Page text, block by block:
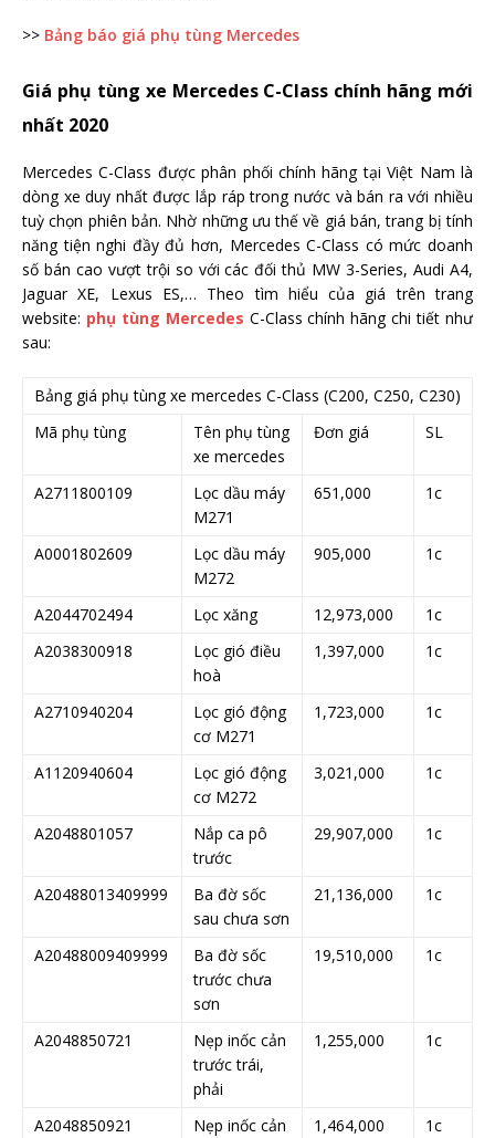
>> Bảng báo giá phụ tùng Mercedes
Giá phụ tùng xe Mercedes C-Class chính hãng mới
nhất 2020
Mercedes C-Class được phân phối chính hãng tại Việt Nam là
dòng xe duy nhất được lắp ráp trong nước và bán ra với nhiều
tuỳ chọn phiên bản. Nhờ những ưu thế về giá bán, trang bị tính
năng tiện nghi đầy đủ hơn, Mercedes C-Class có mức doanh
số bán cao vượt trội so với các đối thủ MW 3-Series, Audi A4,
Jaguar XE, Lexus ES,… Theo tìm hiểu của giá trên trang
website: phụ tùng Mercedes C-Class chính hãng chi tiết như
sau:
Bảng giá phụ tùng xe mercedes C-Class (C200, C250, C230)
Mã phụ tùng
Tên phụ tùng
xe mercedes
Đơn giá SL
A2711800109
Lọc dầu máy
M271
651,000 1c
A0001802609
Lọc dầu máy
M272
905,000 1c
A2044702494 Lọc xăng 12,973,000
1c
A2038300918
Lọc gió điều
hoà
1,397,000 1c
A2710940204
Lọc gió động
cơ M271
1,723,000 1c
A1120940604
Lọc gió động
cơ M272
3,021,000 1c
A2048801057
Nắp ca pô
trước
29,907,000 1c
A20488013409999
Ba đờ sốc
sau chưa sơn
21,136,000 1c
A20488009409999
Ba đờ sốc
trước chưa
sơn
19,510,000 1c
A2048850721
Nẹp inốc cản
trước trái,
phải
1,255,000 1c
A2048850921
Nẹp inốc cản
1,464,000 1c